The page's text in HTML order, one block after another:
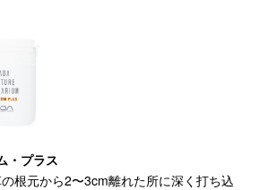
・プラス
根元から2〜3cm離れた所に深く打ち込